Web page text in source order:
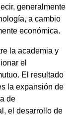
generalmente
a cambio
económica.
la academia y
el
El resultado
la expansión de
de
el desarrollo de